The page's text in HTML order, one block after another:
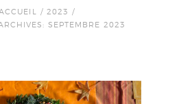
2023
SEPTEMBRE 2023